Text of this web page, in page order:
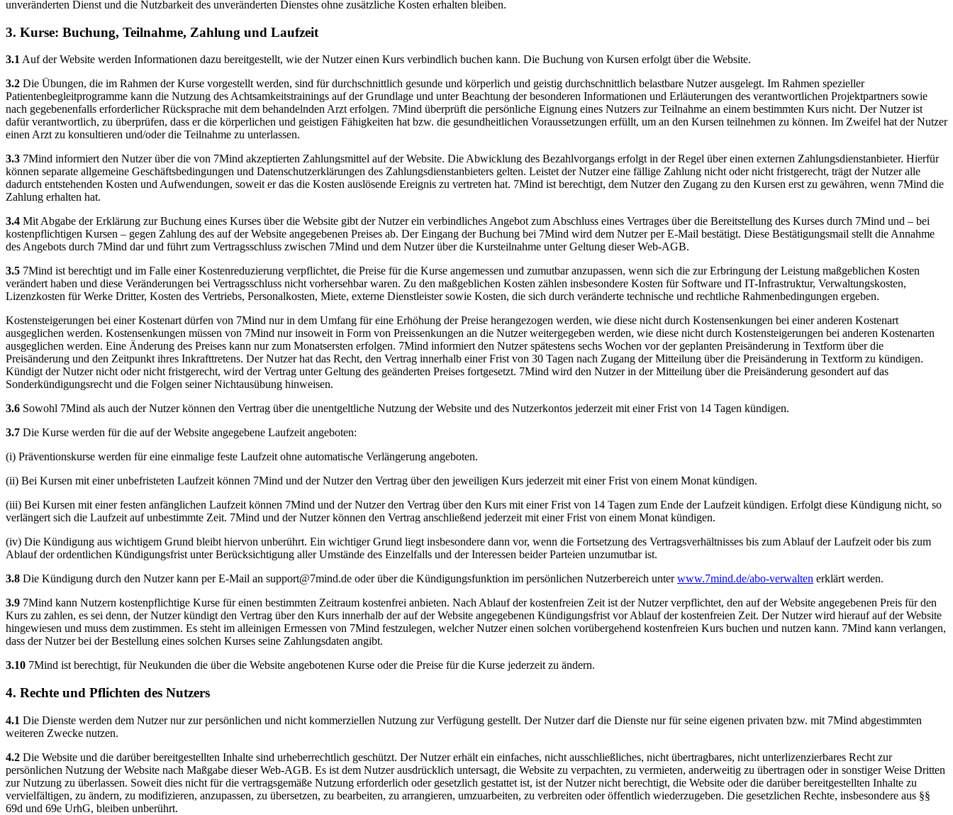
unveränderten Dienst und die Nutzbarkeit des unveränderten Dienstes ohne zusätzliche Kosten erhalten bleiben.
3. Kurse: Buchung, Teilnahme, Zahlung und Laufzeit
3.1 Auf der Website werden Informationen dazu bereitgestellt, wie der Nutzer einen Kurs verbindlich buchen kann. Die Buchung von Kursen erfolgt über die Website.
3.2 Die Übungen, die im Rahmen der Kurse vorgestellt werden, sind für durchschnittlich gesunde und körperlich und geistig durchschnittlich belastbare Nutzer ausgelegt. Im Rahmen spezieller
Patientenbegleitprogramme kann die Nutzung des Achtsamkeitstrainings auf der Grundlage und unter Beachtung der besonderen Informationen und Erläuterungen des verantwortlichen Projektpartners sowie
nach gegebenenfalls erforderlicher Rücksprache mit dem behandelnden Arzt erfolgen. 7Mind überprüft die persönliche Eignung eines Nutzers zur Teilnahme an einem bestimmten Kurs nicht. Der Nutzer ist
dafür verantwortlich, zu überprüfen, dass er die körperlichen und geistigen Fähigkeiten hat bzw. die gesundheitlichen Voraussetzungen erfüllt, um an den Kursen teilnehmen zu können. Im Zweifel hat der Nutzer
einen Arzt zu konsultieren und/oder die Teilnahme zu unterlassen.
3.3 7Mind informiert den Nutzer über die von 7Mind akzeptierten Zahlungsmittel auf der Website. Die Abwicklung des Bezahlvorgangs erfolgt in der Regel über einen externen Zahlungsdienstanbieter. Hierfür
können separate allgemeine Geschäftsbedingungen und Datenschutzerklärungen des Zahlungsdienstanbieters gelten. Leistet der Nutzer eine fällige Zahlung nicht oder nicht fristgerecht, trägt der Nutzer alle
dadurch entstehenden Kosten und Aufwendungen, soweit er das die Kosten auslösende Ereignis zu vertreten hat. 7Mind ist berechtigt, dem Nutzer den Zugang zu den Kursen erst zu gewähren, wenn 7Mind die
Zahlung erhalten hat.
3.4 Mit Abgabe der Erklärung zur Buchung eines Kurses über die Website gibt der Nutzer ein verbindliches Angebot zum Abschluss eines Vertrages über die Bereitstellung des Kurses durch 7Mind und – bei
kostenpflichtigen Kursen – gegen Zahlung des auf der Website angegebenen Preises ab. Der Eingang der Buchung bei 7Mind wird dem Nutzer per E-Mail bestätigt. Diese Bestätigungsmail stellt die Annahme
des Angebots durch 7Mind dar und führt zum Vertragsschluss zwischen 7Mind und dem Nutzer über die Kursteilnahme unter Geltung dieser Web-AGB.
3.5 7Mind ist berechtigt und im Falle einer Kostenreduzierung verpflichtet, die Preise für die Kurse angemessen und zumutbar anzupassen, wenn sich die zur Erbringung der Leistung maßgeblichen Kosten
verändert haben und diese Veränderungen bei Vertragsschluss nicht vorhersehbar waren. Zu den maßgeblichen Kosten zählen insbesondere Kosten für Software und IT-Infrastruktur, Verwaltungskosten,
Lizenzkosten für Werke Dritter, Kosten des Vertriebs, Personalkosten, Miete, externe Dienstleister sowie Kosten, die sich durch veränderte technische und rechtliche Rahmenbedingungen ergeben.
Kostensteigerungen bei einer Kostenart dürfen von 7Mind nur in dem Umfang für eine Erhöhung der Preise herangezogen werden, wie diese nicht durch Kostensenkungen bei einer anderen Kostenart
ausgeglichen werden. Kostensenkungen müssen von 7Mind nur insoweit in Form von Preissenkungen an die Nutzer weitergegeben werden, wie diese nicht durch Kostensteigerungen bei anderen Kostenarten
ausgeglichen werden. Eine Änderung des Preises kann nur zum Monatsersten erfolgen. 7Mind informiert den Nutzer spätestens sechs Wochen vor der geplanten Preisänderung in Textform über die
Preisänderung und den Zeitpunkt ihres Inkrafttretens. Der Nutzer hat das Recht, den Vertrag innerhalb einer Frist von 30 Tagen nach Zugang der Mitteilung über die Preisänderung in Textform zu kündigen.
Kündigt der Nutzer nicht oder nicht fristgerecht, wird der Vertrag unter Geltung des geänderten Preises fortgesetzt. 7Mind wird den Nutzer in der Mitteilung über die Preisänderung gesondert auf das
Sonderkündigungsrecht und die Folgen seiner Nichtausübung hinweisen.
3.6 Sowohl 7Mind als auch der Nutzer können den Vertrag über die unentgeltliche Nutzung der Website und des Nutzerkontos jederzeit mit einer Frist von 14 Tagen kündigen.
3.7 Die Kurse werden für die auf der Website angegebene Laufzeit angeboten:
(i) Präventionskurse werden für eine einmalige feste Laufzeit ohne automatische Verlängerung angeboten.
(ii) Bei Kursen mit einer unbefristeten Laufzeit können 7Mind und der Nutzer den Vertrag über den jeweiligen Kurs jederzeit mit einer Frist von einem Monat kündigen.
(iii) Bei Kursen mit einer festen anfänglichen Laufzeit können 7Mind und der Nutzer den Vertrag über den Kurs mit einer Frist von 14 Tagen zum Ende der Laufzeit kündigen. Erfolgt diese Kündigung nicht, so
verlängert sich die Laufzeit auf unbestimmte Zeit. 7Mind und der Nutzer können den Vertrag anschließend jederzeit mit einer Frist von einem Monat kündigen.
(iv) Die Kündigung aus wichtigem Grund bleibt hiervon unberührt. Ein wichtiger Grund liegt insbesondere dann vor, wenn die Fortsetzung des Vertragsverhältnisses bis zum Ablauf der Laufzeit oder bis zum
Ablauf der ordentlichen Kündigungsfrist unter Berücksichtigung aller Umstände des Einzelfalls und der Interessen beider Parteien unzumutbar ist.
3.8 Die Kündigung durch den Nutzer kann per E-Mail an support@7mind.de oder über die Kündigungsfunktion im persönlichen Nutzerbereich unterwww.7mind.de/abo-verwalten erklärt werden.
3.9 7Mind kann Nutzern kostenpflichtige Kurse für einen bestimmten Zeitraum kostenfrei anbieten. Nach Ablauf der kostenfreien Zeit ist der Nutzer verpflichtet, den auf der Website angegebenen Preis für den
Kurs zu zahlen, es sei denn, der Nutzer kündigt den Vertrag über den Kurs innerhalb der auf der Website angegebenen Kündigungsfrist vor Ablauf der kostenfreien Zeit. Der Nutzer wird hierauf auf der Website
hingewiesen und muss dem zustimmen. Es steht im alleinigen Ermessen von 7Mind festzulegen, welcher Nutzer einen solchen vorübergehend kostenfreien Kurs buchen und nutzen kann. 7Mind kann verlangen,
dass der Nutzer bei der Bestellung eines solchen Kurses seine Zahlungsdaten angibt.
3.10 7Mind ist berechtigt, für Neukunden die über die Website angebotenen Kurse oder die Preise für die Kurse jederzeit zu ändern.
4. Rechte und Pflichten des Nutzers
4.1 Die Dienste werden dem Nutzer nur zur persönlichen und nicht kommerziellen Nutzung zur Verfügung gestellt. Der Nutzer darf die Dienste nur für seine eigenen privaten bzw. mit 7Mind abgestimmten
weiteren Zwecke nutzen.
4.2 Die Website und die darüber bereitgestellten Inhalte sind urheberrechtlich geschützt. Der Nutzer erhält ein einfaches, nicht ausschließliches, nicht übertragbares, nicht unterlizenzierbares Recht zur
persönlichen Nutzung der Website nach Maßgabe dieser Web-AGB. Es ist dem Nutzer ausdrücklich untersagt, die Website zu verpachten, zu vermieten, anderweitig zu übertragen oder in sonstiger Weise Dritten
zur Nutzung zu überlassen. Soweit dies nicht für die vertragsgemäße Nutzung erforderlich oder gesetzlich gestattet ist, ist der Nutzer nicht berechtigt, die Website oder die darüber bereitgestellten Inhalte zu
vervielfältigen, zu ändern, zu modifizieren, anzupassen, zu übersetzen, zu bearbeiten, zu arrangieren, umzuarbeiten, zu verbreiten oder öffentlich wiederzugeben. Die gesetzlichen Rechte, insbesondere aus §§
69d und 69e UrhG, bleiben unberührt.